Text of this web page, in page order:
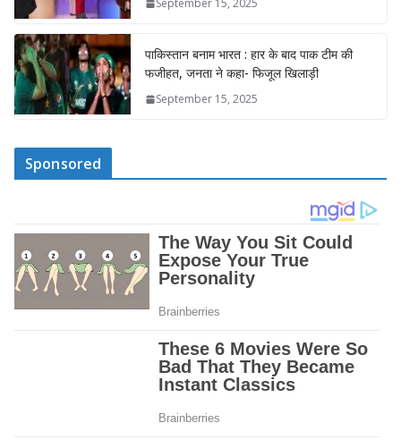
September 15, 2025
पाकिस्तान बनाम भारत : हार के बाद पाक टीम की
फजीहत, जनता ने कहा- फिजूल खिलाड़ी
September 15, 2025
Sponsored